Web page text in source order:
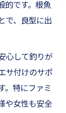
的です。根魚
で、良型に出
心して釣りが
サ付けのサポ
。特にファミ
や女性も安全